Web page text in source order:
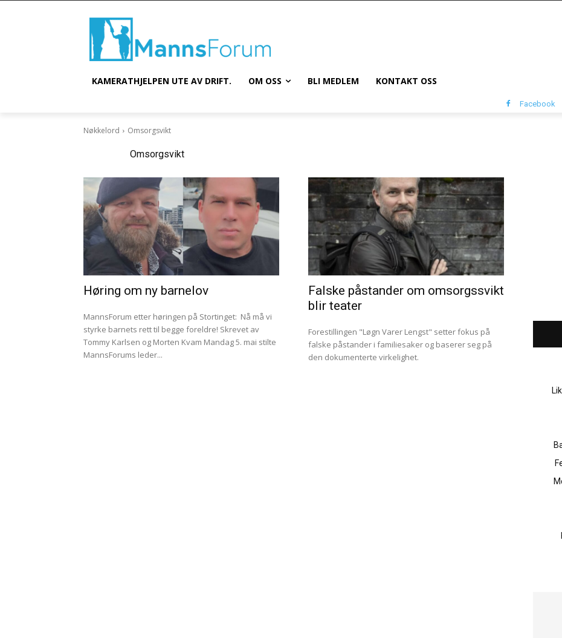
KAMERATHJELPEN UTE AV DRIFT. OM OSS BLI MEDLEM KONTAKT OSS
Facebook
Nøkkelord Omsorgsvikt
Omsorgsvikt
Høring om ny barnelov
MannsForum etter høringen på Stortinget: Nå må vi
styrke barnets rett til begge foreldre! Skrevet av
Tommy Karlsen og Morten Kvam Mandag 5. mai stilte
MannsForums leder...
Falske påstander om omsorgssvikt
blir teater
Forestillingen "Løgn Varer Lengst" setter fokus på
falske påstander i familiesaker og baserer seg på
den dokumenterte virkelighet.